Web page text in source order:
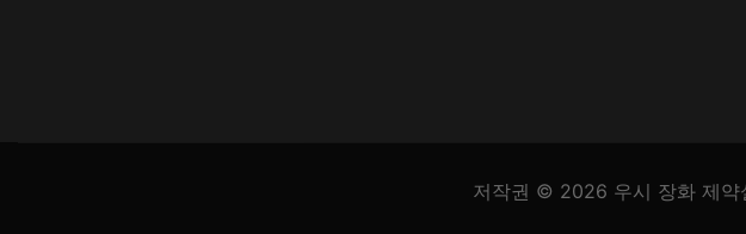
저작권 © 2026 우시 장화 제